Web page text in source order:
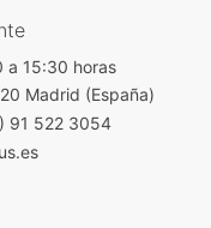
a 15:30 horas
Madrid (España)
91 522 3054